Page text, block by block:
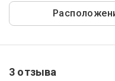
3 отзыва